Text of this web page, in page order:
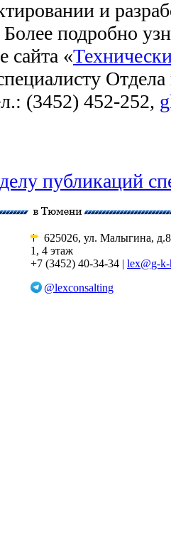
и
подробно
сайта «
(3452) 452-252,
публикаций
625026, ул. Малыгина,
1, 4 этаж
+7 (3452) 40-34-34 | lex@g-
@lexconsalting